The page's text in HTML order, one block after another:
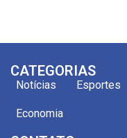
CATEGORIAS
Notícias Esportes
Economia